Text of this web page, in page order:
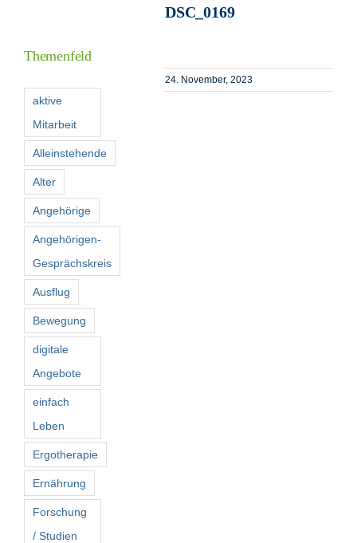
Kontakt
Suche
nach:
DSC_0169
24. November, 2023
Themenfeld
aktive
Mitarbeit
Alleinstehende
Alter
Angehörige
Angehörigen-
Gesprächskreis
Ausflug
Bewegung
digitale
Angebote
einfach
Leben
Ergotherapie
Ernährung
Forschung
/ Studien